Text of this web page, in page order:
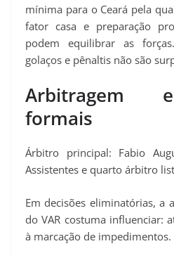
mínima para o Ceará pela
fator casa e preparação
podem equilibrar as
golaços e pênaltis não são
Arbitragem
formais
Árbitro principal: Fabio
Assistentes e quarto árbitro
Em decisões eliminatórias, a
do VAR costuma influenciar:
à marcação de impedimentos.